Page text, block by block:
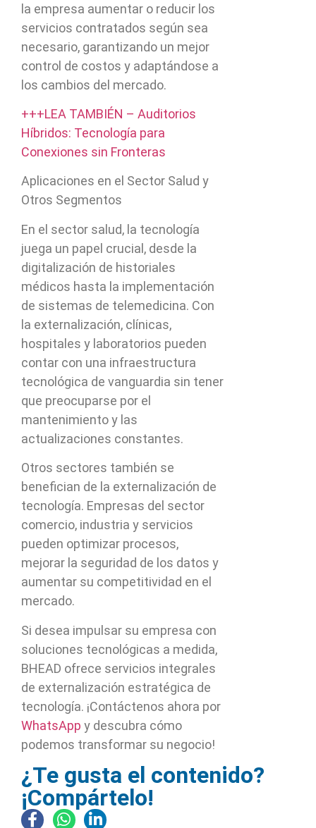
la empresa aumentar o reducir los
servicios contratados según sea
necesario, garantizando un mejor
control de costos y adaptándose a
los cambios del mercado.
+++LEA TAMBIÉN – Auditorios
Híbridos: Tecnología para
Conexiones sin Fronteras
Aplicaciones en el Sector Salud y
Otros Segmentos
En el sector salud, la tecnología
juega un papel crucial, desde la
digitalización de historiales
médicos hasta la implementación
de sistemas de telemedicina. Con
la externalización, clínicas,
hospitales y laboratorios pueden
contar con una infraestructura
tecnológica de vanguardia sin tener
que preocuparse por el
mantenimiento y las
actualizaciones constantes.
Otros sectores también se
benefician de la externalización de
tecnología. Empresas del sector
comercio, industria y servicios
pueden optimizar procesos,
mejorar la seguridad de los datos y
aumentar su competitividad en el
mercado.
Si desea impulsar su empresa con
soluciones tecnológicas a medida,
BHEAD ofrece servicios integrales
de externalización estratégica de
tecnología. ¡Contáctenos ahora por
WhatsApp y descubra cómo
podemos transformar su negocio!
¿Te gusta el contenido?
¡Compártelo!